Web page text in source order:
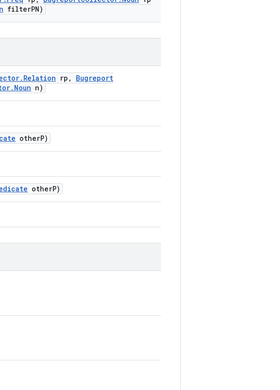
filterPN)
. Relation rp ,
Bugreport
. Noun n)
otherP)
otherP)